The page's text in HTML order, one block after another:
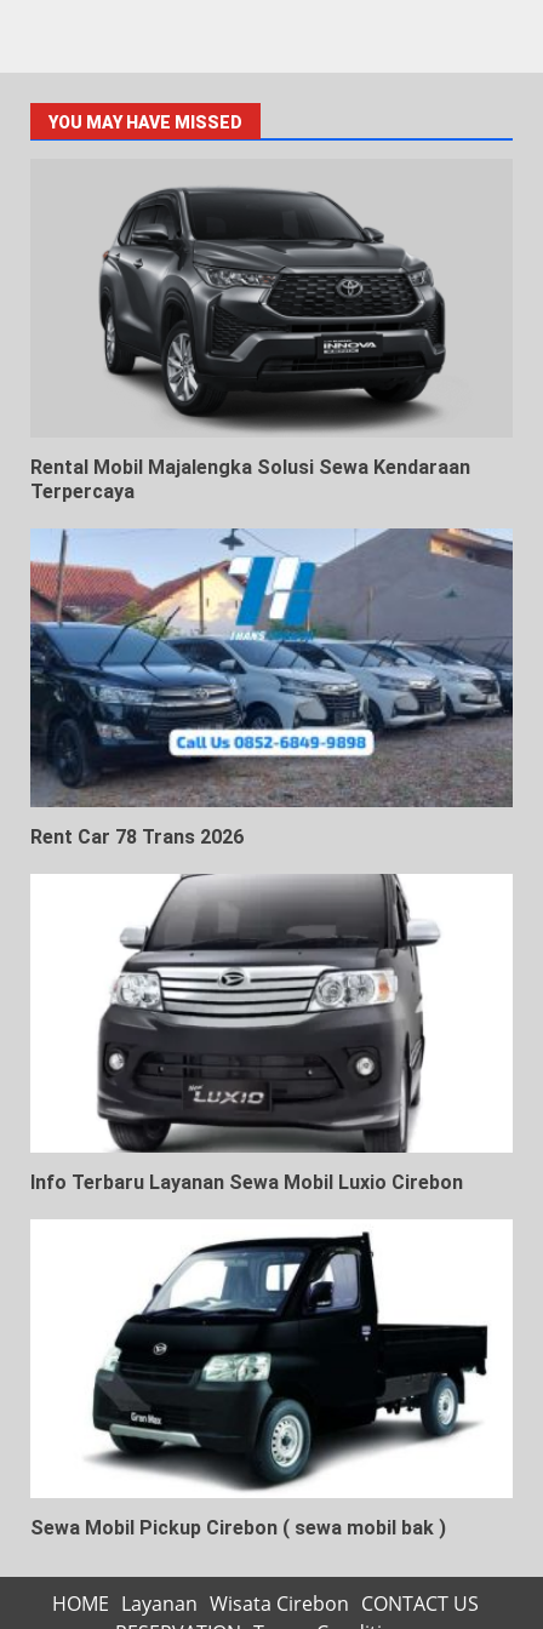
YOU MAY HAVE MISSED
Rental Mobil Majalengka Solusi Sewa Kendaraan
Terpercaya
Rent Car 78 Trans 2026
Info Terbaru Layanan Sewa Mobil Luxio Cirebon
Sewa Mobil Pickup Cirebon ( sewa mobil bak )
HOME Layanan Wisata Cirebon CONTACT US